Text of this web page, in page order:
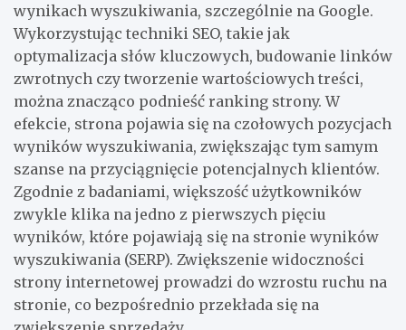
wynikach wyszukiwania, szczególnie na Google.
Wykorzystując techniki SEO, takie jak
optymalizacja słów kluczowych, budowanie linków
zwrotnych czy tworzenie wartościowych treści,
można znacząco podnieść ranking strony. W
efekcie, strona pojawia się na czołowych pozycjach
wyników wyszukiwania, zwiększając tym samym
szanse na przyciągnięcie potencjalnych klientów.
Zgodnie z badaniami, większość użytkowników
zwykle klika na jedno z pierwszych pięciu
wyników, które pojawiają się na stronie wyników
wyszukiwania (SERP). Zwiększenie widoczności
strony internetowej prowadzi do wzrostu ruchu na
stronie, co bezpośrednio przekłada się na